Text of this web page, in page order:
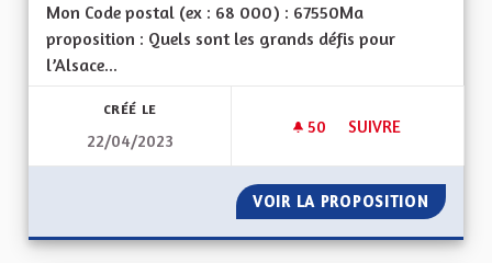
Mon Code postal (ex : 68 000) : 67550Ma
proposition : Quels sont les grands défis pour
l’Alsace...
CRÉÉ LE
22/04/2023
50 50 ABONNÉS
SUIVRE
VOIR LA PROPOSITION QUE